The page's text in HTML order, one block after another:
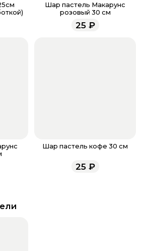
по номеру телефона 8 (927) 936-71-
WhatsApp +7 937 333-66-53. Наши
ежедневно с 9.00 до 23.00 и
Шар пастель Макарунс
розовый 30 см
25₽
Шар пастель кофе 30 см
25₽